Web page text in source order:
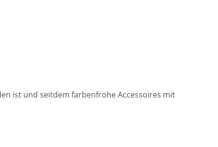
ist und seitdem farbenfrohe Accessoires mit